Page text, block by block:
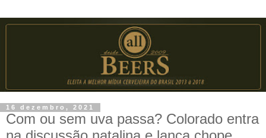
16 dezembro, 2021
Com ou sem uva passa? Colorado entra